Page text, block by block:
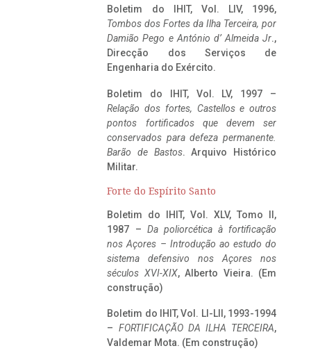
Boletim do IHIT, Vol. LIV, 1996,
Tombos dos Fortes da Ilha Terceira, por
Damião Pego e António d’ Almeida Jr.,
Direcção dos Serviços de
Engenharia do Exército.
Boletim do IHIT, Vol. LV, 1997 –
Relação dos fortes, Castellos e outros
pontos fortificados que devem ser
conservados para defeza permanente.
Barão de Bastos. Arquivo Histórico
Militar.
Forte do Espírito Santo
Boletim do IHIT, Vol. XLV, Tomo II,
1987 – Da poliorcética à fortificação
nos Açores – Introdução ao estudo do
sistema defensivo nos Açores nos
séculos XVI-XIX, Alberto Vieira. (Em
construção)
Boletim do IHIT, Vol. LI-LII, 1993-1994
– FORTIFICAÇÃO DA ILHA TERCEIRA,
Valdemar Mota. (Em construção)